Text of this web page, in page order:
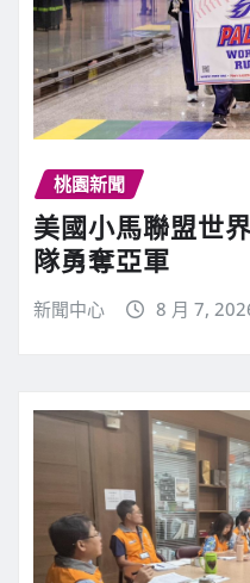
桃園新聞
美國小馬聯盟世
隊勇奪亞軍
新聞中心 8 月 7,